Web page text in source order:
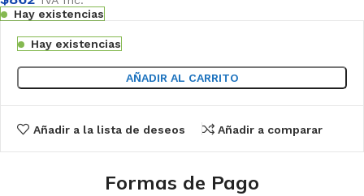
Hay existencias
Hay existencias
AÑADIR AL CARRITO
Añadir a la lista de deseos Añadir a comparar
Formas de Pago